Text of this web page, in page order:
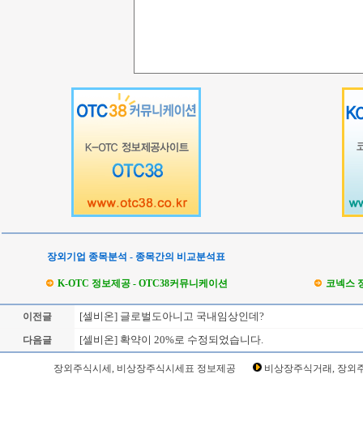
장외기업 종목분석 - 종목간의 비교분석표
K-OTC 정보제공 - OTC38커뮤니케이션 코넥스
이전글 [셀비온] 글로벌도아니고 국내임상인데?
다음글 [셀비온] 확약이 20%로 수정되었습니다.
장외주식시세, 비상장주식시세표 정보제공
비상장주식거래, 장외